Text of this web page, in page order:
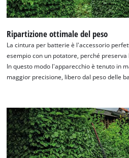
Ripartizione ottimale del peso
La cintura per batterie è l'accessorio
esempio con un potatore, perché
In questo modo l'apparecchio è tenuto in
maggior precisione, libero dal peso delle